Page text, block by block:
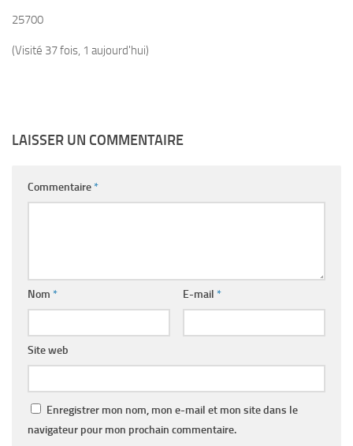
25700
(Visité 37 fois, 1 aujourd'hui)
LAISSER UN COMMENTAIRE
Commentaire*
Nom * E-mail *
Site web
Enregistrer mon nom, mon e-mail et mon site dans le
navigateur pour mon prochain commentaire.